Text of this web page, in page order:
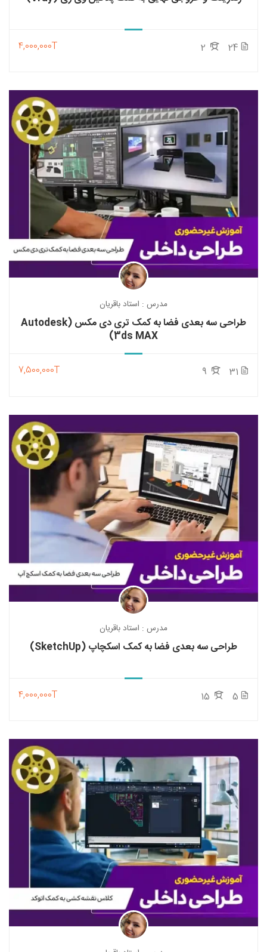
24
4,000,000T
مدرس : استاد باقریان
طراحی سه بعدی فضا به کمک تری دی مکس (Autodesk
3ds MAX)
31
7,500,000T
مدرس : استاد باقریان
طراحی سه بعدی فضا به کمک اسکچاپ (SketchUp)
5
4,000,000T